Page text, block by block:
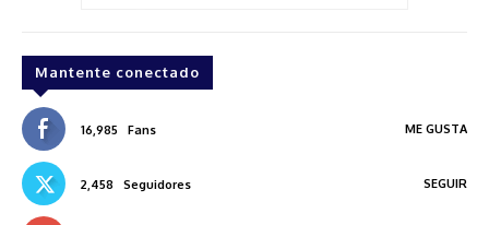
Mantente conectado
16,985 Fans ME GUSTA
2,458 Seguidores SEGUIR